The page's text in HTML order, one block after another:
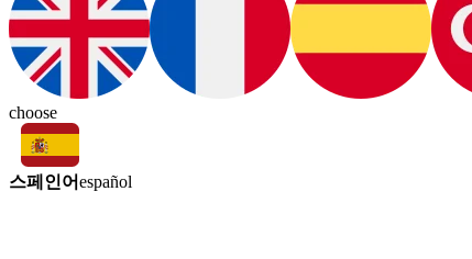
choose
스페인어español